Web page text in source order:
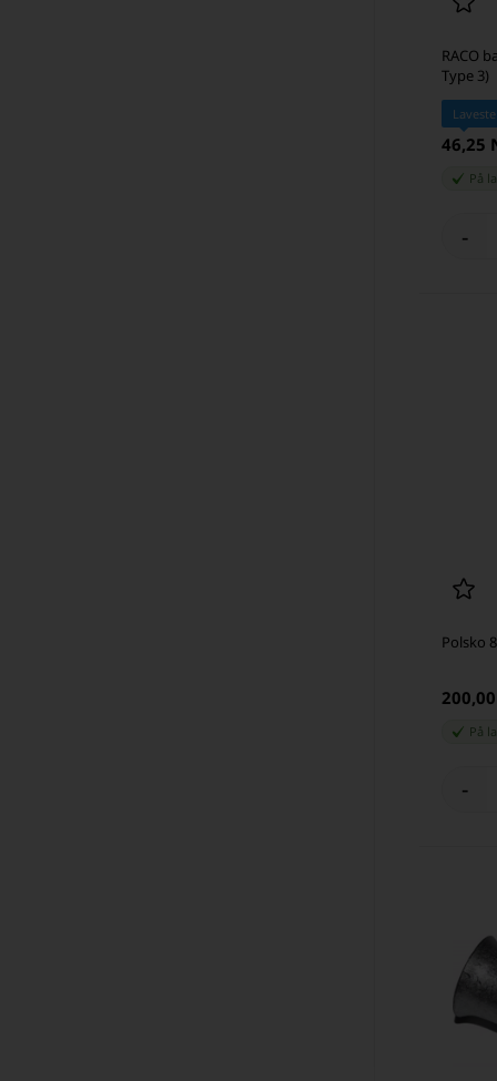
RACO
Type 3)
46,25
På
-
Polsko
På
-